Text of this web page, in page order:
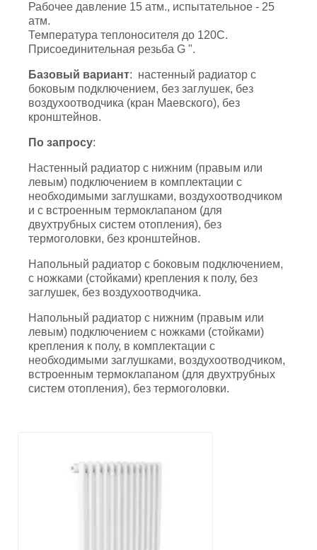
Рабочее давление 15 атм., испытательное - 25
атм.
Температура теплоносителя до 120С.
Присоединительная резьба G ".
Базовый вариант: настенный радиатор с
боковым подключением, без заглушек, без
воздухоотводчика (кран Маевского), без
кронштейнов.
По запросу:
Настенный радиатор с нижним (правым или
левым) подключением в комплектации с
необходимыми заглушками, воздухоотводчиком
и с встроенным термоклапаном (для
двухтрубных систем отопления), без
термоголовки, без кронштейнов.
Напольный радиатор с боковым подключением,
с ножками (стойками) крепления к полу, без
заглушек, без воздухоотводчика.
Напольный радиатор с нижним (правым или
левым) подключением с ножками (стойками)
крепления к полу, в комплектации с
необходимыми заглушками, воздухоотводчиком,
встроенным термоклапаном (для двухтрубных
систем отопления), без термоголовки.